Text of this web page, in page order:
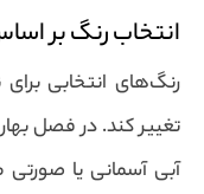
انتخاب رنگ بر
رنگ‌های انتخابی
تغییر کند. در فصل
آبی آسمانی یا